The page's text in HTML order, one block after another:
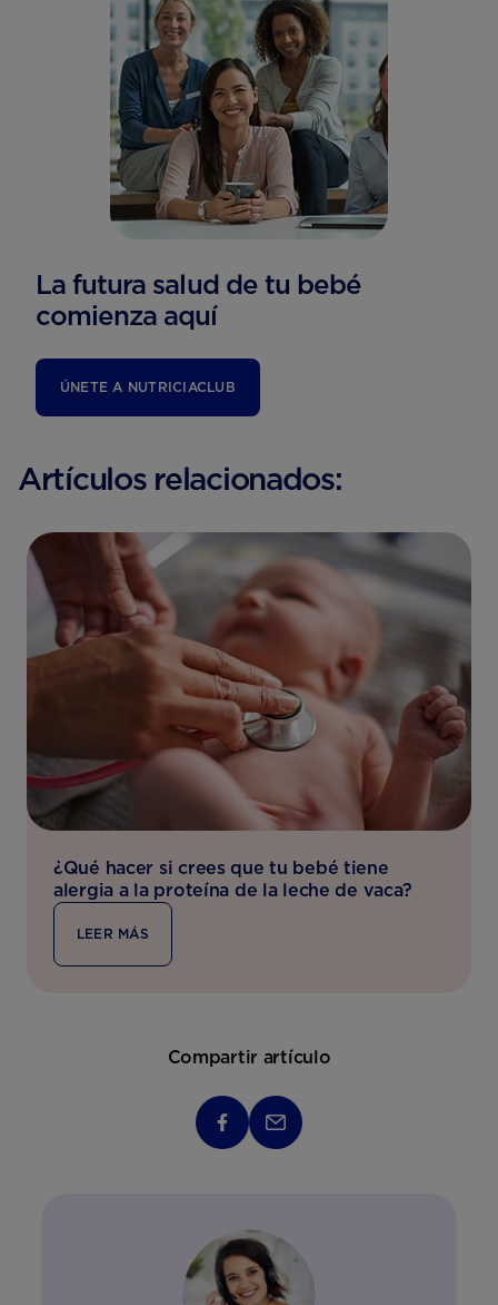
La futura salud de tu bebé
comienza aquí
ÚNETE A NUTRICIACLUB
Artículos relacionados:
¿Qué hacer si crees que tu bebé tiene
alergia a la proteína de la leche de vaca?
LEER MÁS
Compartir artículo